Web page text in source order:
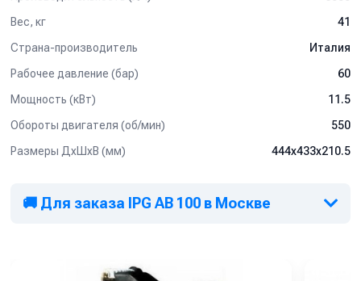
Вес, кг
41
Страна-производитель
Италия
Рабочее давление (бар)
60
Мощность (кВт)
11.5
Обороты двигателя (об/мин)
550
Размеры ДхШхВ (мм)
444x433x210.5
🚚 Для заказа IPG AB 100 в Москве